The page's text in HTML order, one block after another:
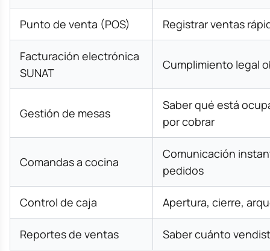
Punto de venta (POS) Registrar ventas
Facturación electrónica
SUNAT
Cumplimiento legal
Gestión de mesas
Saber qué está
por cobrar
Comandas a cocina
Comunicación
pedidos
Control de caja Apertura, cierre,
Reportes de ventas Saber cuánto